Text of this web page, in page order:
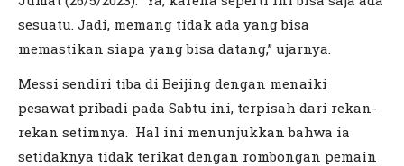
sesuatu. Jadi, memang tidak ada yang bisa
memastikan siapa yang bisa datang,” ujarnya.
Messi sendiri tiba di Beijing dengan menaiki
pesawat pribadi pada Sabtu ini, terpisah dari rekan-
rekan setimnya. Hal ini menunjukkan bahwa ia
setidaknya tidak terikat dengan rombongan pemain